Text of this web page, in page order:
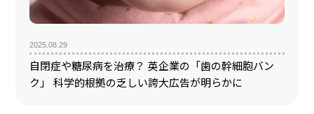
2025.08.29
自閉症や糖尿病を治療？ 英企業の「歯の幹細胞バン
ク」 科学的根拠の乏しい誇大広告が明らかに